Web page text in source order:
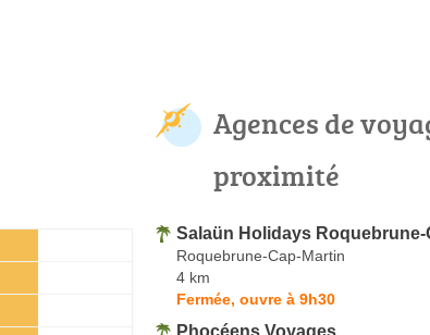
Agences de
proximité
Salaün Holidays Roquebrune-
Roquebrune-Cap-Martin
4 km
Fermée, ouvre à 9h30
Phocéens Voyages